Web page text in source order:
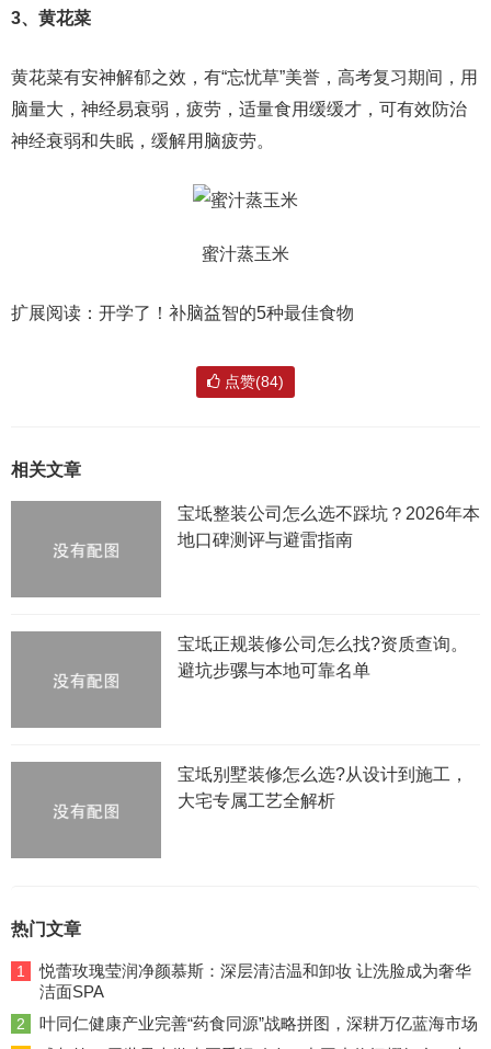
3、黄花菜
黄花菜有安神解郁之效，有“忘忧草”美誉，高考复习期间，用
脑量大，神经易衰弱，疲劳，适量食用缓缓才，可有效防治
神经衰弱和失眠，缓解用脑疲劳。
蜜汁蒸玉米
扩展阅读：开学了！补脑益智的5种最佳食物
点赞(84)
相关文章
宝坻整装公司怎么选不踩坑？2026年本
地口碑测评与避雷指南
宝坻正规装修公司怎么找?资质查询。
避坑步骡与本地可靠名单
宝坻别墅装修怎么选?从设计到施工，
大宅专属工艺全解析
热门文章
1
悦蕾玫瑰莹润净颜慕斯：深层清洁温和卸妆 让洗脸成为奢华
洁面SPA
2 叶同仁健康产业完善“药食同源”战略拼图，深耕万亿蓝海市场